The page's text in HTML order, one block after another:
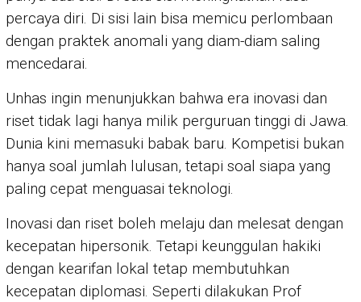
percaya diri. Di sisi lain bisa memicu perlombaan
dengan praktek anomali yang diam-diam saling
mencedarai.
Unhas ingin menunjukkan bahwa era inovasi dan
riset tidak lagi hanya milik perguruan tinggi di Jawa.
Dunia kini memasuki babak baru. Kompetisi bukan
hanya soal jumlah lulusan, tetapi soal siapa yang
paling cepat menguasai teknologi.
Inovasi dan riset boleh melaju dan melesat dengan
kecepatan hipersonik. Tetapi keunggulan hakiki
dengan kearifan lokal tetap membutuhkan
kecepatan diplomasi. Seperti dilakukan Prof